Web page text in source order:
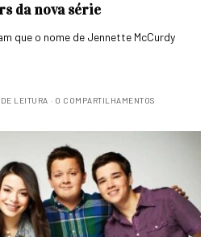
da nova série
que o nome de Jennette McCurdy
LEITURA 0 COMPARTILHAMENTOS